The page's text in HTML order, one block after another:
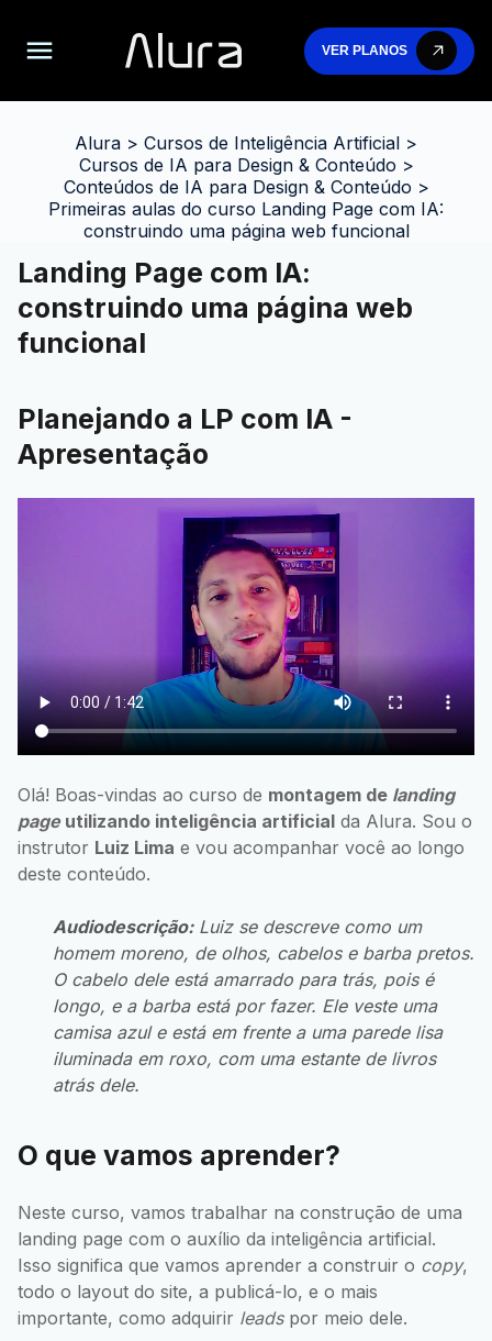
VER PLANOS
Alura > Cursos de Inteligência Artificial >
Cursos de IA para Design & Conteúdo >
Conteúdos de IA para Design & Conteúdo >
Primeiras aulas do curso Landing Page com IA:
construindo uma página web funcional
Landing Page com IA:
construindo uma página web
funcional
Planejando a LP com IA -
Apresentação
Olá! Boas-vindas ao curso de montagem de landing
pageutilizando inteligência artificial da Alura. Sou o
instrutor Luiz Lima e vou acompanhar você ao longo
deste conteúdo.
Audiodescrição:Luiz se descreve como um
homem moreno, de olhos, cabelos e barba pretos.
O cabelo dele está amarrado para trás, pois é
longo, e a barba está por fazer. Ele veste uma
camisa azul e está em frente a uma parede lisa
iluminada em roxo, com uma estante de livros
atrás dele.
O que vamos aprender?
Neste curso, vamos trabalhar na construção de uma
landing page com o auxílio da inteligência artificial.
Isso significa que vamos aprender a construir o copy,
todo o layout do site, a publicá-lo, e o mais
importante, como adquirir leadspor meio dele.